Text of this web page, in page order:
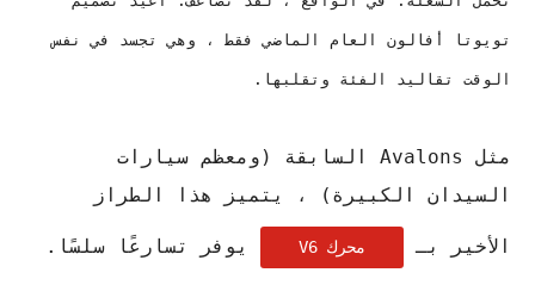
تويوتا أفالون العام الماضي فقط ، وهي تجسد في نفس
الوقت تقاليد الفئة وتقلبها.
مثل Avalons السابقة (ومعظم سيارات
السيدان الكبيرة) ، يتميز هذا الطراز
الأخير بـ محرك V6 يوفر تسارعًا سلسًا.